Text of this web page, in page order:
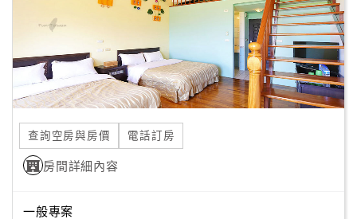
傳
查詢空房與房價 電話訂房
房間詳細內容
一般專案